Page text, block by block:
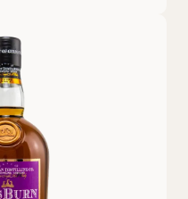
setzt dieser Single
sherrybetontes Profil.
auf seine
unter dem Korken
rund um die
verwendete, durch
den
prägt.